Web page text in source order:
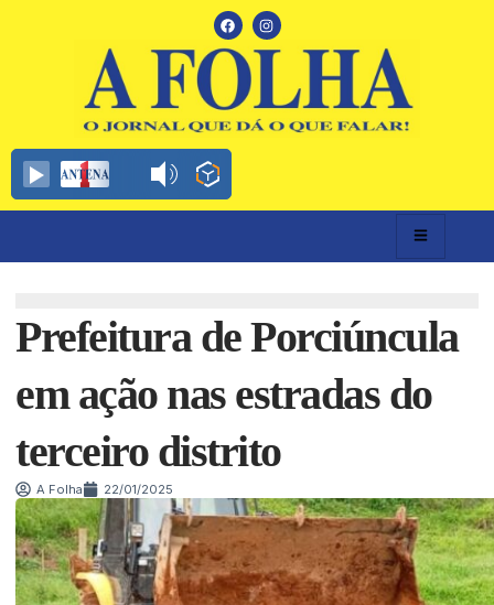
Prefeitura de Porciúncula
em ação nas estradas do
terceiro distrito
A Folha 22/01/2025